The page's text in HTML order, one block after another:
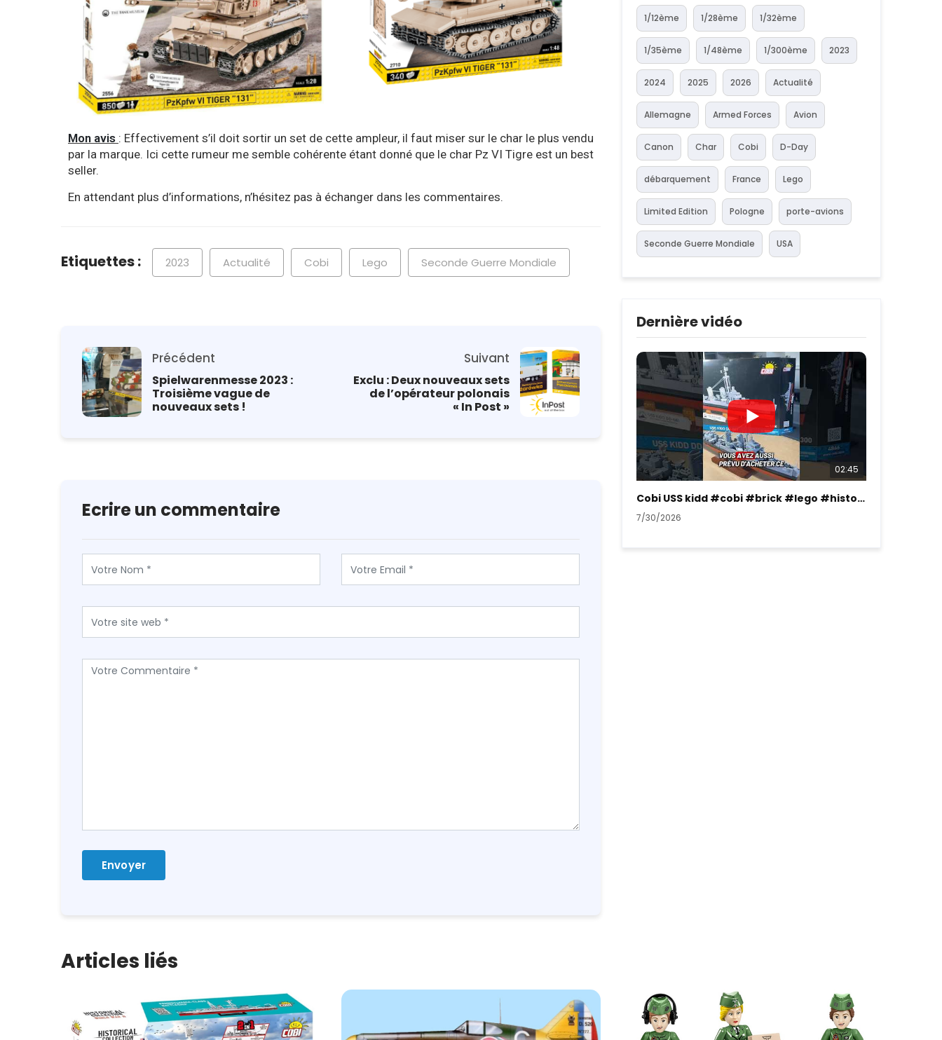
Mon avis : Effectivement s’il doit sortir un set de cette ampleur, il faut miser sur le char le plus vendu
par la marque. Ici cette rumeur me semble cohérente étant donné que le char Pz VI Tigre est un best
seller.
En attendant plus d’informations, n’hésitez pas à échanger dans les commentaires.
Etiquettes : 2023 Actualité Cobi Lego Seconde Guerre Mondiale
Précédent
Spielwarenmesse 2023 :
Troisième vague de
nouveaux sets !
Suivant
Exclu : Deux nouveaux sets
de l’opérateur polonais
« In Post »
Ecrire un commentaire
1/12ème 1/28ème 1/32ème
1/35ème 1/48ème 1/300ème 2023
2024 2025 2026 Actualité
Allemagne Armed Forces Avion
Canon Char Cobi D-Day
débarquement France Lego
Limited Edition Pologne porte-avions
Seconde Guerre Mondiale USA
Dernière vidéo
02:45
Cobi USS kidd #cobi #brick #lego #history #ww2
7/30/2026
Articles liés